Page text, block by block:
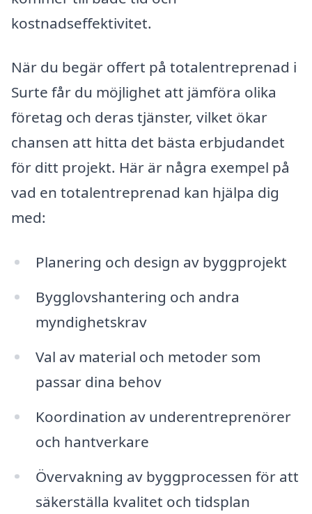
kostnadseffektivitet.
När du begär offert på totalentreprenad i
Surte får du möjlighet att jämföra olika
företag och deras tjänster, vilket ökar
chansen att hitta det bästa erbjudandet
för ditt projekt. Här är några exempel på
vad en totalentreprenad kan hjälpa dig
med:
Planering och design av byggprojekt
Bygglovshantering och andra
myndighetskrav
Val av material och metoder som
passar dina behov
Koordination av underentreprenörer
och hantverkare
Övervakning av byggprocessen för att
säkerställa kvalitet och tidsplan